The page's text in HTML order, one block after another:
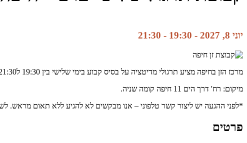
יוני 8, 2027 - 19:30 -
21:30
מרכז הזן בחיפה מציע תרגולי מדיטציה על בסיס קבוע בימי שלישי בין 19:30 ל21:30. למתחילים מוסבר בתחילת התרגול מה זה זן, איך עושים מדיטציה.
מיקום: רח' דרך הים 11 חיפה קומה שניה.
*לפני ההגעה יש ליצור קשר טלפוני – אנו מבקשים לא להגיע ללא תאום מראש. לשאלות ופרטים נוספים:
פרטים